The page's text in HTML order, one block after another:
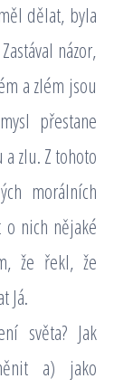
dělat, byla
názor,
a zlém jsou
přestane
zlu. Z tohoto
morálních
o nich nějaké
že řekl, že
Já.
světa? Jak
a) jako